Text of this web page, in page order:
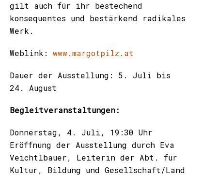
gilt auch für ihr bestechend
konsequentes und bestärkend radikales
Werk.
Weblink: www.margotpilz.at
Dauer der Ausstellung: 5. Juli bis
24. August
Begleitveranstaltungen:
Donnerstag, 4. Juli, 19:30 Uhr
Eröffnung der Ausstellung durch Eva
Veichtlbauer, Leiterin der Abt. für
Kultur, Bildung und Gesellschaft/Land